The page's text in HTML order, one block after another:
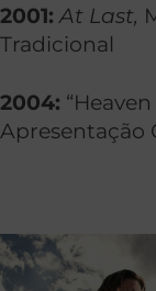
2001:At Last,
Tradicional
2004:
Apresentação